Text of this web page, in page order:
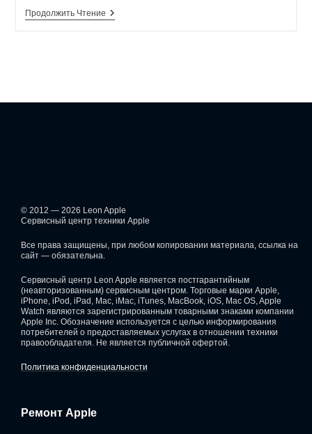
Продолжить Чтение
© 2012 — 2026 Leon Apple
Сервисный центр техники Apple
Все права защищены, при любом копировании материала, ссылка на
сайт — обязательна.
Сервисный центр Leon Apple является постгарантийным
(неавторизованным) сервисным центром. Торговые марки Apple,
iPhone, iPod, iPad, Mac, iMac, iTunes, MacBook, iOS, Mac OS, Apple
Watch являются зарегистрированным товарными знаками компании
Apple Inc. Обозначение используется с целью информирования
потребителей о предоставляемых услугах в отношении техники
правообладателя. Не является публичной офертой.
Политика конфиденциальности
Ремонт Apple